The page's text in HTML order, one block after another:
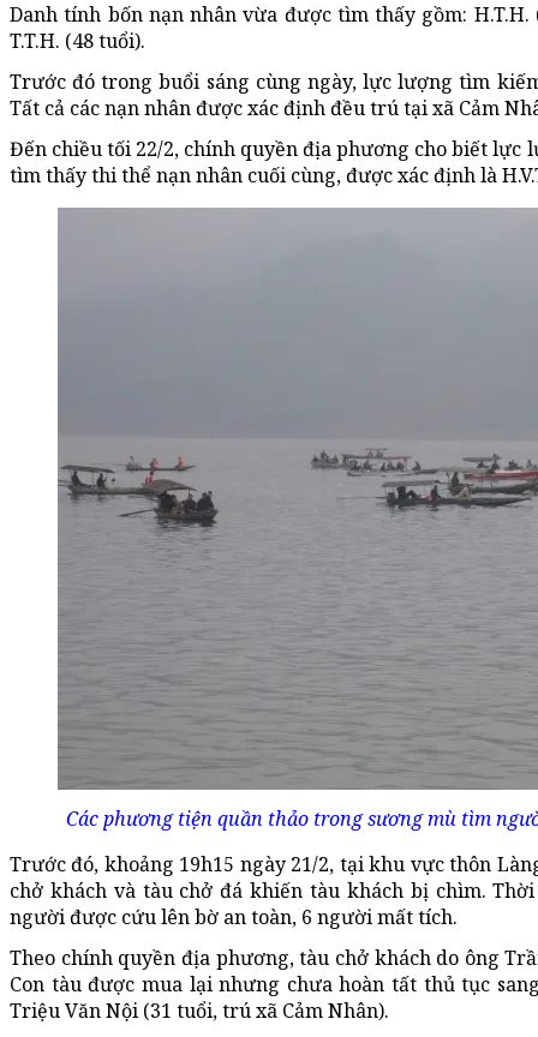
Danh tính bốn nạn nhân vừa được tìm thấy gồm: H.T.H.
T.T.H. (48 tuổi).
Trước đó trong buổi sáng cùng ngày, lực lượng tìm
Tất cả các nạn nhân được xác định đều trú tại xã Cảm
Đến chiều tối 22/2, chính quyền địa phương cho biết lực
tìm thấy thi thể nạn nhân cuối cùng, được xác định là
Các phương tiện quần thảo trong sương mù tìm
Trước đó, khoảng 19h15 ngày 21/2, tại khu vực thôn
chở khách và tàu chở đá khiến tàu khách bị chìm.
người được cứu lên bờ an toàn, 6 người mất tích.
Theo chính quyền địa phương, tàu chở khách do ông
Con tàu được mua lại nhưng chưa hoàn tất thủ tục
Triệu Văn Nội (31 tuổi, trú xã Cảm Nhân).